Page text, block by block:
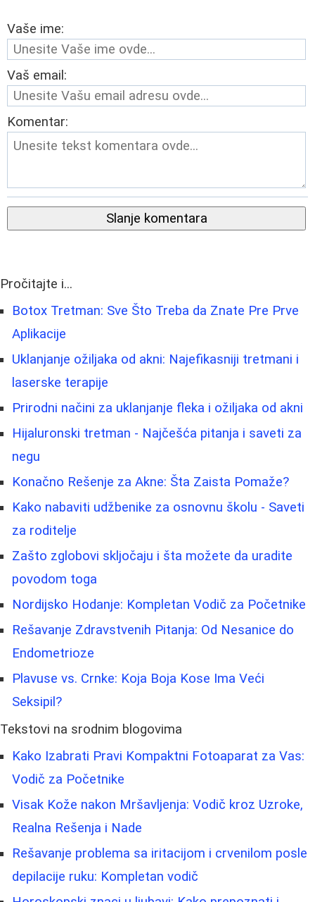
Vaše ime:
Vaš email:
Komentar:
Slanje komentara
Pročitajte i...
Botox Tretman: Sve Što Treba da Znate Pre Prve
Aplikacije
Uklanjanje ožiljaka od akni: Najefikasniji tretmani i
laserske terapije
Prirodni načini za uklanjanje fleka i ožiljaka od akni
Hijaluronski tretman - Najčešća pitanja i saveti za
negu
Konačno Rešenje za Akne: Šta Zaista Pomaže?
Kako nabaviti udžbenike za osnovnu školu - Saveti
za roditelje
Zašto zglobovi skljočaju i šta možete da uradite
povodom toga
Nordijsko Hodanje: Kompletan Vodič za Početnike
Rešavanje Zdravstvenih Pitanja: Od Nesanice do
Endometrioze
Plavuse vs. Crnke: Koja Boja Kose Ima Veći
Seksipil?
Tekstovi na srodnim blogovima
Kako Izabrati Pravi Kompaktni Fotoaparat za Vas:
Vodič za Početnike
Visak Kože nakon Mršavljenja: Vodič kroz Uzroke,
Realna Rešenja i Nade
Rešavanje problema sa iritacijom i crvenilom posle
depilacije ruku: Kompletan vodič